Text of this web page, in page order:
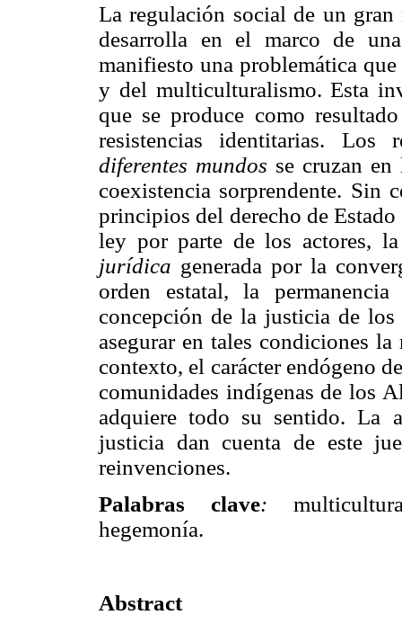
La regulación social de un
desarrolla en el marco de
manifiesto una problemática
y del multiculturalismo. Esta
que se produce como
resistencias identitarias. Los
diferentes mundos se cruzan en
coexistencia sorprendente.
principios del derecho de
ley por parte de los actores,
jurídica generada por la
orden estatal, la
concepción de la justicia de
asegurar en tales condiciones
contexto, el carácter endógeno
comunidades indígenas de los
adquiere todo su sentido. La
justicia dan cuenta de este
reinvenciones.
Palabras clave:
hegemonía.
Abstract